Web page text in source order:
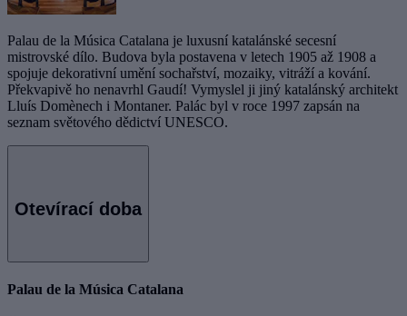
Palau de la Música Catalana je luxusní katalánské secesní
mistrovské dílo. Budova byla postavena v letech 1905 až 1908 a
spojuje dekorativní umění sochařství, mozaiky, vitráží a kování.
Překvapivě ho nenavrhl Gaudí! Vymyslel ji jiný katalánský architekt
Lluís Domènech i Montaner. Palác byl v roce 1997 zapsán na
seznam světového dědictví UNESCO.
Otevírací doba
Palau de la Música Catalana